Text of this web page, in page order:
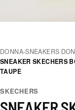
DONNA›SNEAKERS
SNEAKER SKECHERS
TAUPE
SKECHERS